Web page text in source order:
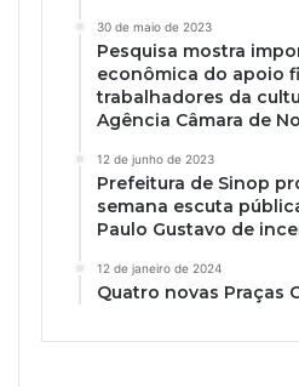
30 de maio de 2023
Pesquisa mostra
econômica do apoio
trabalhadores da
Agência Câmara de
12 de junho de 2023
Prefeitura de Sinop
semana escuta
Paulo Gustavo de
12 de janeiro de 2024
Quatro novas Praças